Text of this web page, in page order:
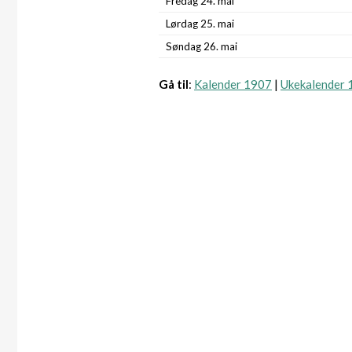
Lørdag 25. mai
Søndag 26. mai
Gå til: Kalender 1907 | Ukekalender